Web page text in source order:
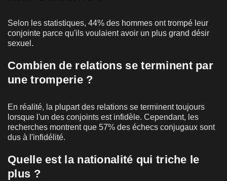
Selon les statistiques, 44% des hommes ont trompé leur
conjointe parce qu'ils voulaient avoir un plus grand désir
sexuel.
Combien de relations se terminent par
une tromperie ?
En réalité, la plupart des relations se terminent toujours
lorsque l'un des conjoints est infidèle. Cependant, les
recherches montrent que 57% des échecs conjugaux sont
dus à l'infidélité.
Quelle est la nationalité qui triche le
plus ?